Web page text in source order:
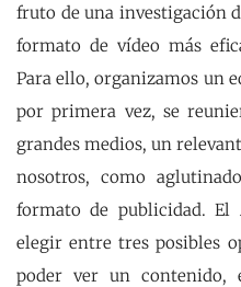
fruto de una investigación
formato de vídeo más
Para ello, organizamos un
por primera vez, se
grandes medios, un
nosotros, como
formato de publicidad.
elegir entre tres posibles
poder ver un